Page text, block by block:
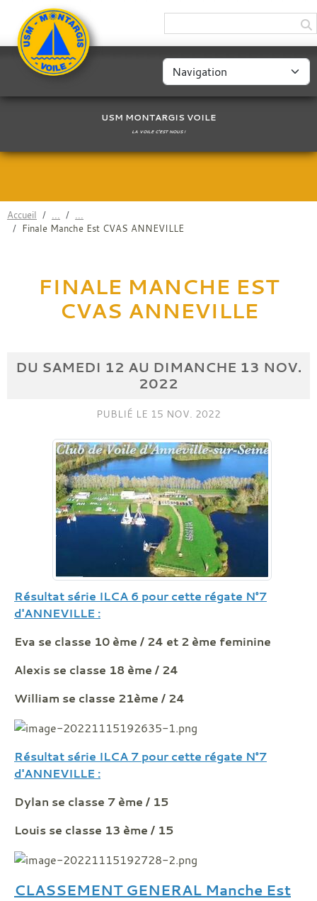
USM MONTARGIS VOILE
LA VOILE C'EST NOUS !
Accueil
Finale Manche Est CVAS ANNEVILLE
FINALE MANCHE EST
CVAS ANNEVILLE
DU SAMEDI 12 AU DIMANCHE 13 NOV.
2022
PUBLIÉ LE 15 NOV. 2022
Résultat série ILCA 6 pour cette régate N°7
d'ANNEVILLE :
Eva se classe 10 ème / 24 et 2 ème feminine
Alexis se classe 18 ème / 24
William se classe 21ème / 24
Résultat série ILCA 7 pour cette régate N°7
d'ANNEVILLE :
Dylan se classe 7 ème / 15
Louis se classe 13 ème / 15
CLASSEMENT GENERAL Manche Est
Panneau de gestion des cookies